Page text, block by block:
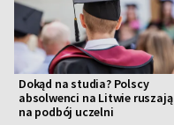
Dokąd na studia? Polscy
absolwenci na Litwie ruszają
na podbój uczelni